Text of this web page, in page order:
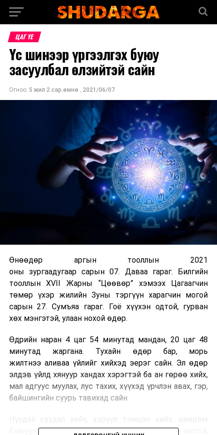
ЦАГ ҮЕ
Үс шинээр үргээлгэх буюу
засуулбал өлзийтэй сайн
Огноо: 5 жил 2 сар.өмнө , 2021/06/07
Өнөөдөр аргын тооллын 2021
оны зургаадугаар сарын 07. Даваа гараг. Билгийн
тооллын XVII Жарны “Цөөвөр” хэмээх Цагаагчин
төмөр үхэр жилийн Зуны тэргүүн харагчин могой
сарын 27. Сумъяа гараг. Гоё хүүхэн одтой, гурван
хөх мэнгэтэй, улаан нохой өдөр.
Өдрийн наран 4 цаг 54 минутад мандан, 20 цаг 48
минутад жаргана. Тухайн өдөр бар, морь
жилтнээ аливаа үйлийг хийхэд эерэг сайн. Эл өдөр
элдэв үйлд хянуур хандах хэрэгтэй ба ан гөрөө хийх,
мал адгуус муулах, лус тахих, хүүхэд үрчлэн авах, гэр,
байшингийн суурь тавихад сайн.
байгуулахад муу. Өдрийн сайн цаг нь бар, луу, могой,